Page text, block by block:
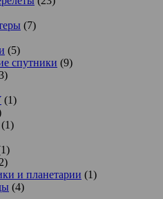
(7)
(5)
спутники (9)
(1)
(1)
и планетарии (1)
(4)